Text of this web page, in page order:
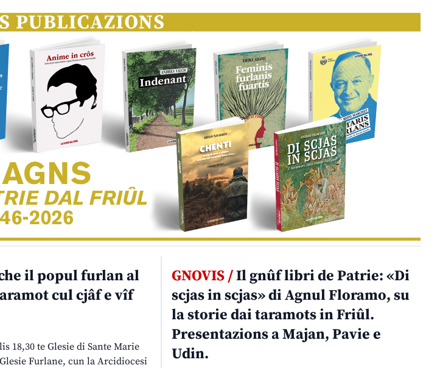
il popul furlan al
cul cjâf e vîf
18,30 te Glesie di Sante Marie
Furlane, cun la Arcidiocesi
GNOVIS /Il gnûf libri de Patrie: «Di
scjas in scjas» di Agnul Floramo, su
la storie dai taramots in Friûl.
Presentazions a Majan, Pavie e
Udin.